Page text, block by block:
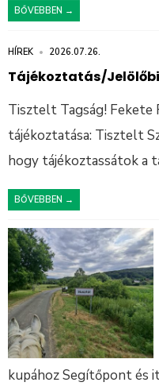
BŐVEBBEN →
HÍREK • 2026.07.26.
Tájékoztatás/
Tisztelt Tagság!
tájékoztatása: Tisztelt
hogy tájékoztassátok a
BŐVEBBEN →
kupához Segítőpont és